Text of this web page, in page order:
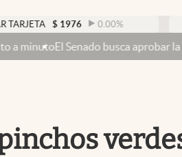
1976 0.00%
busca aprobar la Ley de Propiedad